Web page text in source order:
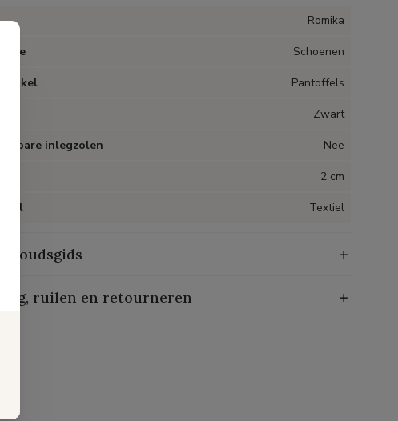
Romika
Schoenen
artikel Pantoffels
Zwart
inlegzolen Nee
2 cm
Textiel
ruilen en retourneren